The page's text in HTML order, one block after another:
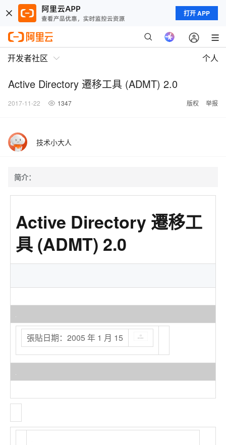
打开 APP
开发者社区 个人
Active Directory 遷移工具 (ADMT) 2.0
2017-11-22 1347 版权 举报
技术小大人
简介：
Active Directory 遷移工
具 (ADMT) 2.0
張貼日期：2005 年 1 月 15